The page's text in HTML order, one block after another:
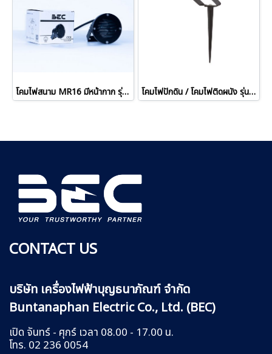
โคมไฟสนาม MR16 มีหน้ากาก รุ่น 0701-0703 โคมไฟปักดิน / โคมไฟติดผนัง รุ่น 9016HC
CONTACT US
บริษัท เครื่องไฟฟ้าบุญธนาภัณฑ์ จำกัด
Buntanaphan Electric Co., Ltd. (BEC)
เปิด จันทร์ - ศุกร์ เวลา 08.00 - 17.00 น.
โทร. 02 236 0054